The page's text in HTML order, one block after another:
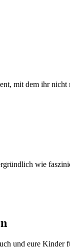
mit dem ihr nicht
wie
und eure